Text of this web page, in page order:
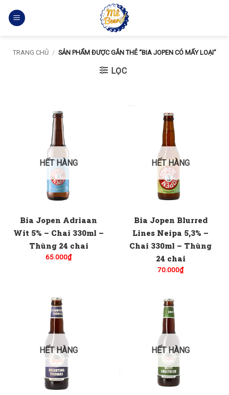
qua
TRANG CHỦ / SẢN PHẨM ĐƯỢC GẮN THẺ “BIA JOPEN CÓ MẤY LOẠI”
LỌC
HẾT HÀNG
Bia Jopen Adriaan
Wit 5% – Chai 330ml –
Thùng 24 chai
65.000₫
HẾT HÀNG
Bia Jopen Blurred
Lines Neipa 5,3% –
Chai 330ml – Thùng
24 chai
70.000₫
HẾT HÀNG HẾT HÀNG